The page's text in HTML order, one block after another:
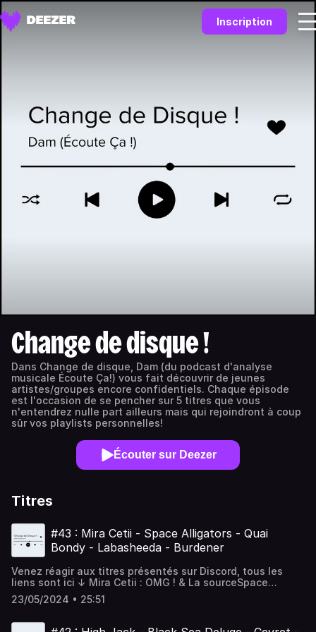
Inscription
Change de disque !
Dans Change de disque, Dam (du podcast d'analyse
musicale Écoute Ça!) vous fait découvrir de jeunes
artistes/groupes encore confidentiels. Chaque épisode
est l'occasion de se pencher sur 5 titres que vous
n'entendrez nulle part ailleurs mais qui rejoindront à coup
sûr vos playlists personnelles!
Écouter sur Deezer
Titres
#43 : Mira Cetii - Space Alligators - Quai
Bondy - Labasheeda - Burdener
Venez réagir aux titres présentés sur Discord, tous les
liens sont ici ↓ Mira Cetii : OMG ! & La sourceSpace
Alligators : Brazil I am & Am I free with youQuai Bondy : My
yellow car & The lost little fishLabasheeda : Fossils -
Upside down & Highway water Foncez découvrir ces
23/05/2024 • 25:51